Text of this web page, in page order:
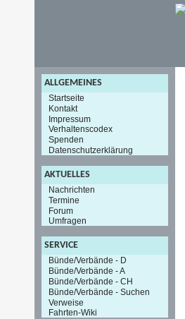
ALLGEMEINES
Startseite
Kontakt
Impressum
Verhaltenscodex
Spenden
Datenschutzerklärung
AKTUELLES
Nachrichten
Termine
Forum
Umfragen
SERVICE
Bünde/Verbände - D
Bünde/Verbände - A
Bünde/Verbände - CH
Bünde/Verbände - Suchen
Verweise
Fahrten-Wiki